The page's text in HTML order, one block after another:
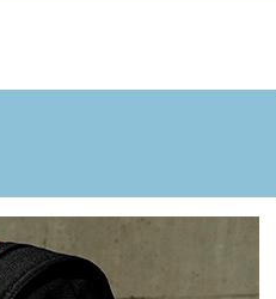
問】